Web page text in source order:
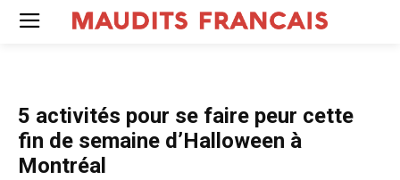
5 activités pour se faire peur cette
fin de semaine d’Halloween à
Montréal